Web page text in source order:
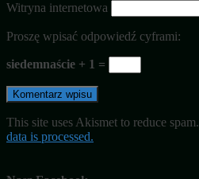
Witryna internetowa
Proszę wpisać odpowiedź cyframi:
siedemnaście + 1 =
This site uses Akismet to reduce spam.
data is processed.